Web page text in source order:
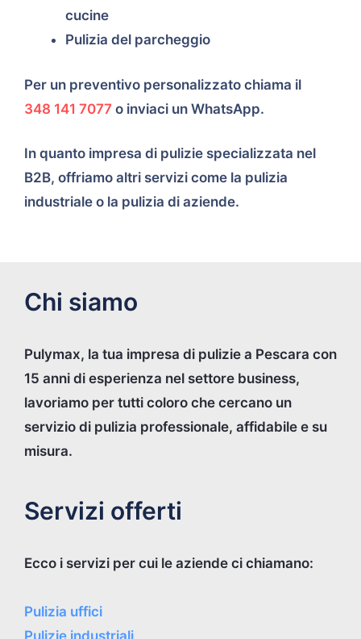
cucine
Pulizia del parcheggio
Per un preventivo personalizzato chiama il
348 141 7077 o inviaci un WhatsApp.
In quanto impresa di pulizie specializzata nel
B2B, offriamo altri servizi come la pulizia
industriale o la pulizia di aziende.
Chi siamo
Pulymax, la tua impresa di pulizie a Pescara con
15 anni di esperienza nel settore business,
lavoriamo per tutti coloro che cercano un
servizio di pulizia professionale, affidabile e su
misura.
Servizi offerti
Ecco i servizi per cui le aziende ci chiamano:
Pulizia uffici
Pulizie industriali